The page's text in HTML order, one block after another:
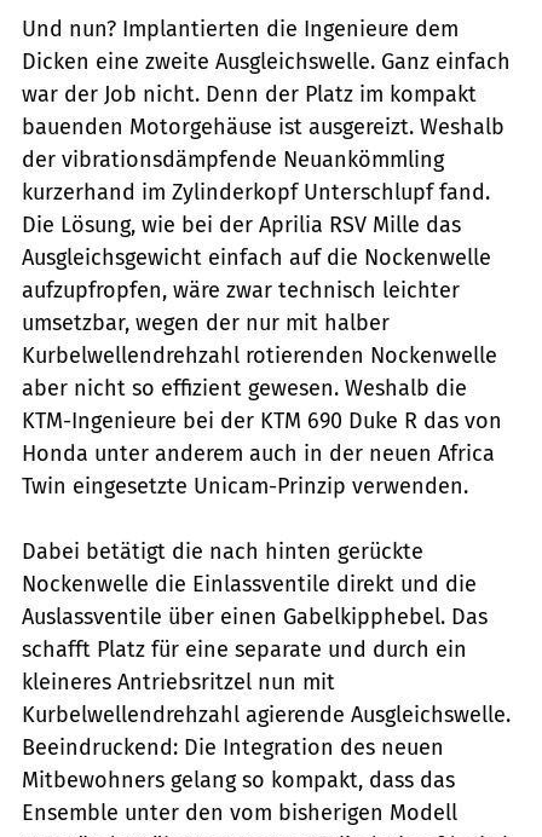
Und nun? Implantierten die Ingenieure dem
Dicken eine zweite Ausgleichswelle. Ganz einfach
war der Job nicht. Denn der Platz im kompakt
bauenden Motorgehäuse ist ausgereizt. Weshalb
der vibrationsdämpfende Neuankömmling
kurzerhand im Zylinderkopf Unterschlupf fand.
Die Lösung, wie bei der Aprilia RSV Mille das
Ausgleichsgewicht einfach auf die Nockenwelle
aufzupfropfen, wäre zwar technisch leichter
umsetzbar, wegen der nur mit halber
Kurbelwellendrehzahl rotierenden Nockenwelle
aber nicht so effizient gewesen. Weshalb die
KTM-Ingenieure bei der KTM 690 Duke R das von
Honda unter anderem auch in der neuen Africa
Twin eingesetzte Unicam-Prinzip verwenden.
Dabei betätigt die nach hinten gerückte
Nockenwelle die Einlassventile direkt und die
Auslassventile über einen Gabelkipphebel. Das
schafft Platz für eine separate und durch ein
kleineres Antriebsritzel nun mit
Kurbelwellendrehzahl agierende Ausgleichswelle.
Beeindruckend: Die Integration des neuen
Mitbewohners gelang so kompakt, dass das
Ensemble unter den vom bisherigen Modell